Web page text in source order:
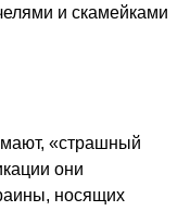
и скамейками
«страшный
они
носящих